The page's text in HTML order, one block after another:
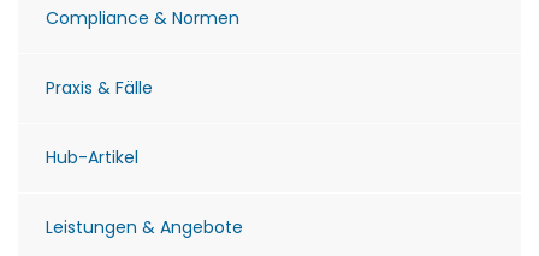
Compliance & Normen
Praxis & Fälle
Hub-Artikel
Leistungen & Angebote